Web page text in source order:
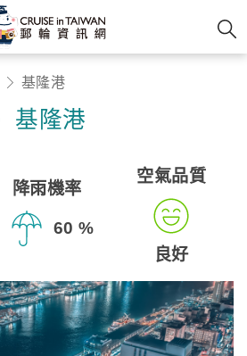
基隆港
基隆港
降雨機率
60 %
空氣品質
良好